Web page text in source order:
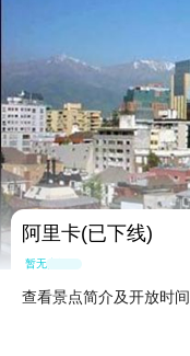
阿里卡(已下线)
暂无点评
查看景点简介及开放时间